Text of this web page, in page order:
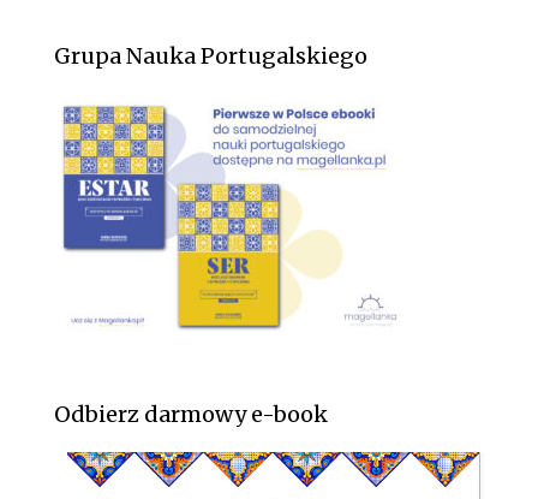
Grupa Nauka Portugalskiego
Odbierz darmowy e-book